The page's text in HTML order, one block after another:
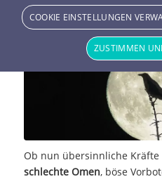
Ob nun übersinnliche Kräfte
schlechte Omen, böse
COOKIE EINSTELLUNGEN
ZUSTIMMEN